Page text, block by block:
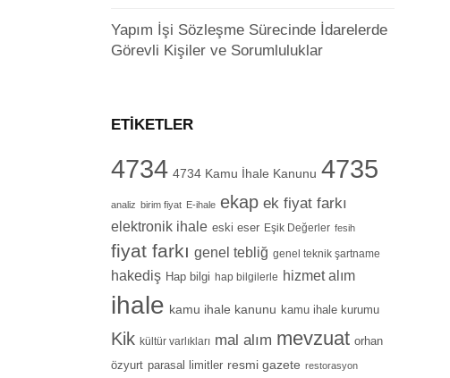
Yapım İşi Sözleşme Sürecinde İdarelerde
Görevli Kişiler ve Sorumluluklar
ETIKETLER
4734 4734 Kamu İhale Kanunu 4735
analiz birim fiyat E-ihale ekap ek fiyat farkı
elektronik ihale eski eser Eşik Değerler fesih
fiyat farkı genel tebliğ genel teknik şartname
hakediş Hap bilgi hap bilgilerle hizmet alım
ihale kamu ihale kanunu kamu ihale kurumu
Kik kültür varlıkları mal alım mevzuat orhan
özyurt parasal limitler resmi gazete restorasyon